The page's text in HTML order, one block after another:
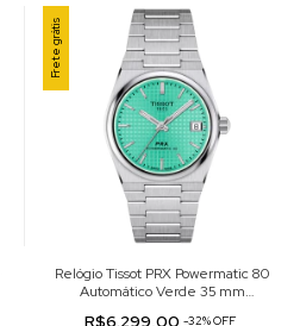
Frete grátis
Relógio Tissot PRX Powermatic 80
Automático Verde 35 mm
R$6.299,00 -32%OFF